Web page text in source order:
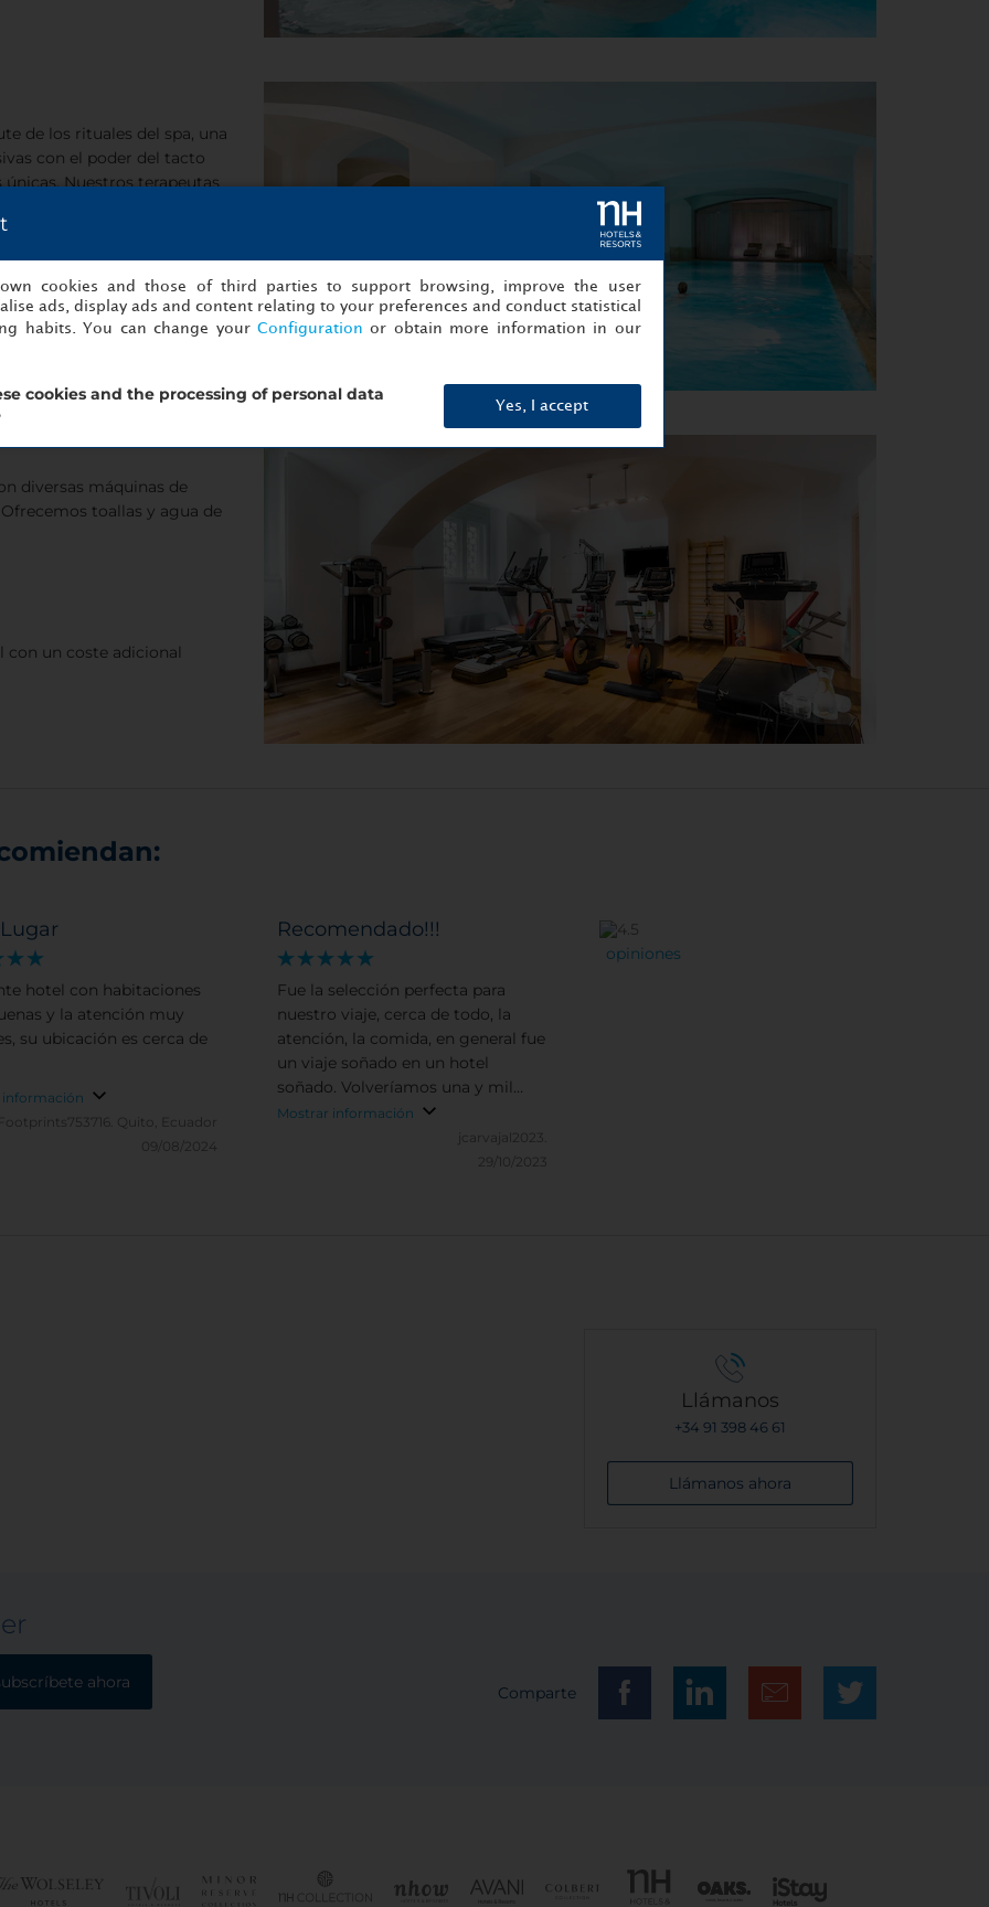
de los rituales del spa, una
con el poder del tacto
Nuestros terapeutas
necesidades particulares.
faciales, que
los que han sido
obtener más información
diversas máquinas de
toallas y agua de
con un coste adicional
hotel con habitaciones
y la atención muy
su ubicación es cerca de
información
Footprints753716.
Quito, Ecuador
09/08/2024
Recomendado!!!
Fue la selección perfecta para
nuestro viaje, cerca de todo, la
atención, la comida, en general fue
un viaje soñado en un hotel
soñado. Volveríamos una y mil
veces más, lo que nos faltó fue
Mostrar información
jcarvajal2023.
29/10/2023
opiniones
Llámanos
+34 91 398 46 61
Llámanos ahora
ahora
Comparte
cookies and those of third parties to support browsing, improve the user
ads, display ads and content relating to your preferences and conduct statistical
habits. You can change your Configuration or obtain more information in our
cookies and the processing of personal data
Yes, I accept